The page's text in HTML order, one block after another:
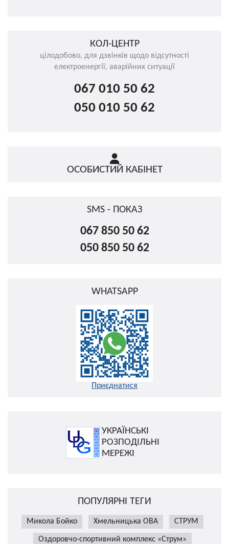
КОЛ-ЦЕНТР
цілодобово, для дзвінків щодо відсутності
електроенергії, аварійних ситуації
067 010 50 62
050 010 50 62
ОСОБИСТИЙ КАБІНЕТ
SMS - ПОКАЗ
067 850 50 62
050 850 50 62
WHATSAPP
Приєднатися
УКРАЇНСЬКІ
РОЗПОДІЛЬНІ
МЕРЕЖІ
ПОПУЛЯРНІ ТЕГИ
Микола Бойко Хмельницька ОВА СТРУМ
Оздоровчо-спортивний комплекс «Струм»